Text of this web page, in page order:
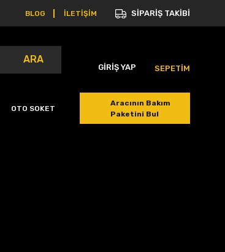
BLOG İLETİŞİM SİPARİŞ TAKİBİ
ARA
GİRİŞ YAP SEPETİM
OTO SOKET
Aracının Bakım
Paketini Bul